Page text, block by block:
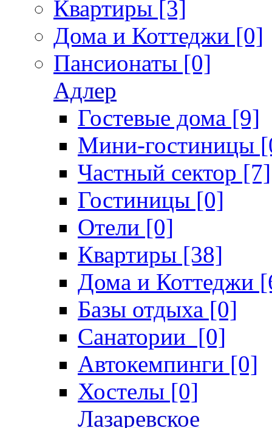
Квартиры [3]
Дома и Коттеджи [0]
Пансионаты [0]
Адлер
Гостевые дома [9]
Мини-гостиницы
Частный сектор [7]
Гостиницы [0]
Отели [0]
Квартиры [38]
Дома и Коттеджи
Базы отдыха [0]
Санатории [0]
Автокемпинги [0]
Хостелы [0]
Лазаревское